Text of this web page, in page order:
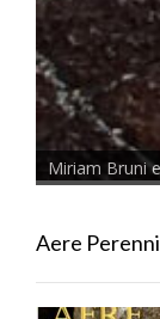
Miriam Bruni
Aere